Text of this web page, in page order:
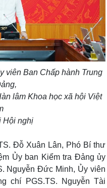
viên Ban Chấp hành Trung
lâm Khoa học xã hội Việt
Hội nghị
Đỗ Xuân Lân, Phó Bí thư
Ủy ban Kiểm tra Đảng ủy
Nguyễn Đức Minh, Ủy viên
chí PGS.TS. Nguyễn Tài